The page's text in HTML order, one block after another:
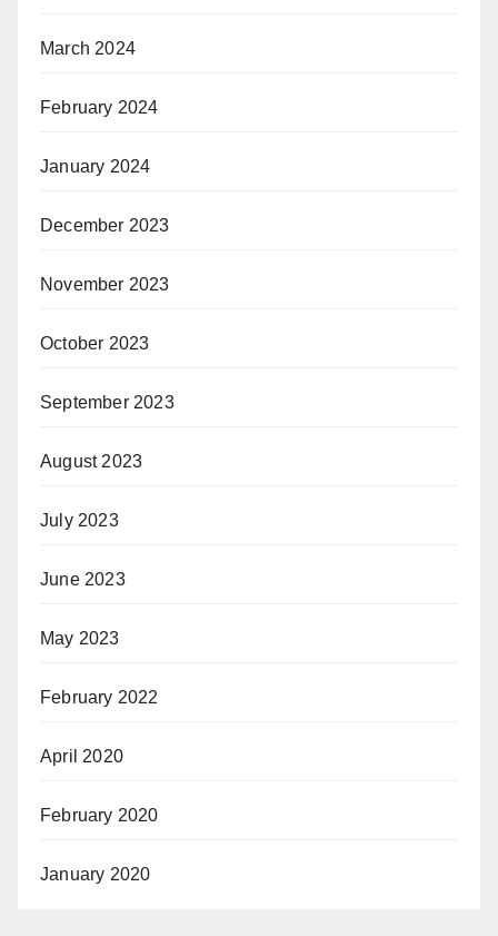
March 2024
February 2024
January 2024
December 2023
November 2023
October 2023
September 2023
August 2023
July 2023
June 2023
May 2023
February 2022
April 2020
February 2020
January 2020